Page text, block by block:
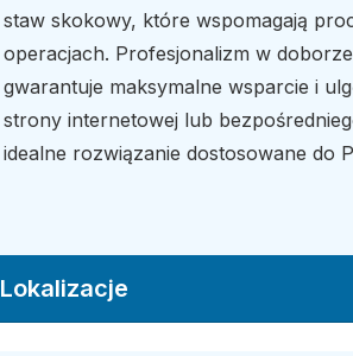
staw skokowy, które wspomagają
operacjach. Profesjonalizm w
gwarantuje maksymalne wsparcie i
strony internetowej lub
idealne rozwiązanie dostosowane do
Lokalizacje